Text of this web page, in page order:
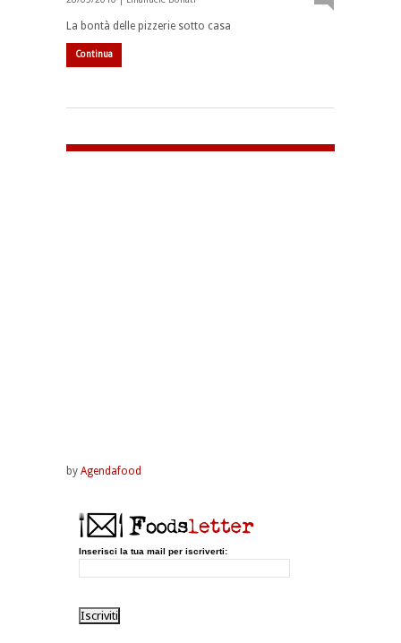
La bontà delle pizzerie sotto casa
Continua
by Agendafood
Inserisci la tua mail per iscriverti: